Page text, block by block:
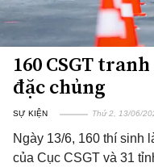
160 CSGT
đặc chủng
SỰ KIỆN Thứ 2, 13/06/
Ngày 13/6, 160 thí sinh
của Cục CSGT và 31